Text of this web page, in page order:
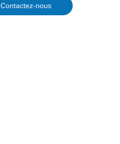
Contactez-nous